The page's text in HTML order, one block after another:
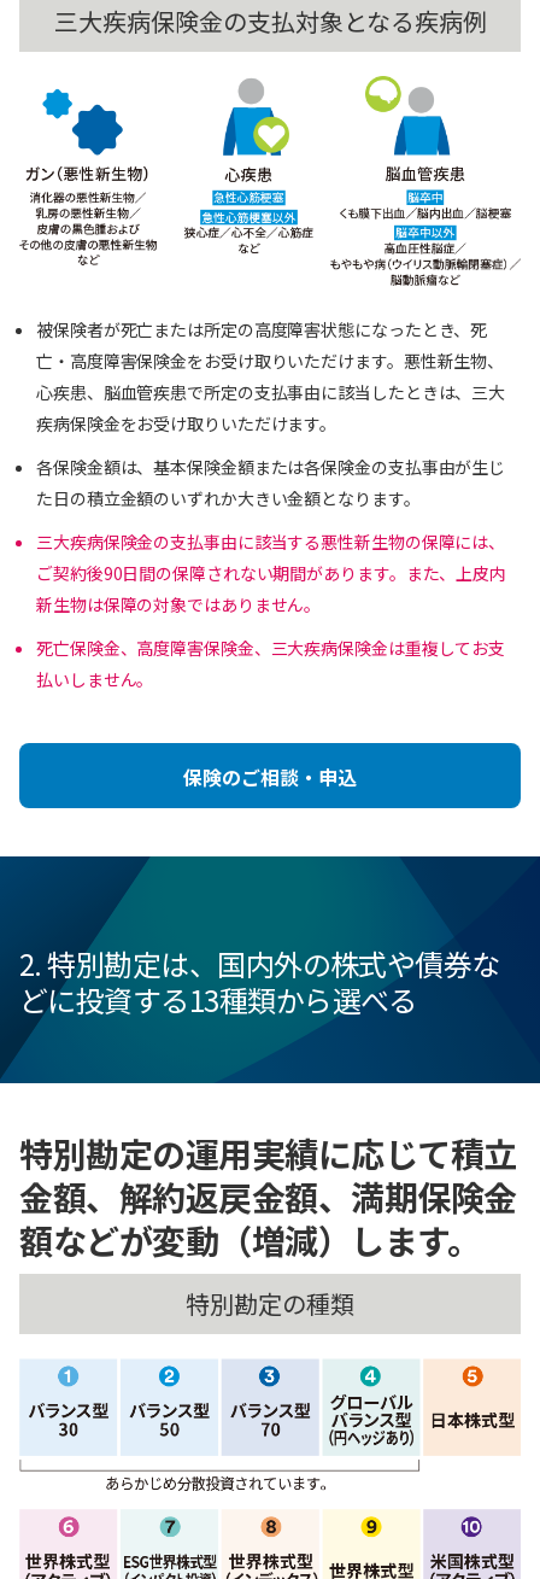
三大疾病保険金の支払対象となる疾病例
被保険者が死亡または所定の高度障害状態になったとき、死
亡・高度障害保険金をお受け取りいただけます。悪性新生物、
心疾患、脳血管疾患で所定の支払事由に該当したときは、三大
疾病保険金をお受け取りいただけます。
各保険金額は、基本保険金額または各保険金の支払事由が生じ
た日の積立金額のいずれか大きい金額となります。
三大疾病保険金の支払事由に該当する悪性新生物の保障には、
ご契約後90日間の保障されない期間があります。また、上皮内
新生物は保障の対象ではありません。
死亡保険金、高度障害保険金、三大疾病保険金は重複してお支
払いしません。
保険のご相談・申込
2. 特別勘定は、国内外の株式や債券な
どに投資する13種類から選べる
特別勘定の運用実績に応じて積立
金額、解約返戻金額、満期保険金
額などが変動（増減）します。
特別勘定の種類